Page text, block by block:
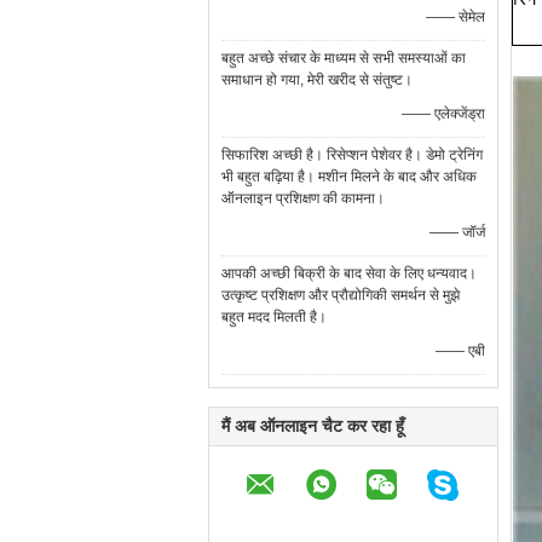
—— सेमेल
बहुत अच्छे संचार के माध्यम से सभी समस्याओं का
समाधान हो गया, मेरी खरीद से संतुष्ट।
—— एलेक्जेंड्रा
सिफारिश अच्छी है। रिसेप्शन पेशेवर है। डेमो ट्रेनिंग
भी बहुत बढ़िया है। मशीन मिलने के बाद और अधिक
ऑनलाइन प्रशिक्षण की कामना।
—— जॉर्ज
आपकी अच्छी बिक्री के बाद सेवा के लिए धन्यवाद।
उत्कृष्ट प्रशिक्षण और प्रौद्योगिकी समर्थन से मुझे
बहुत मदद मिलती है।
—— एबी
मैं अब ऑनलाइन चैट कर रहा हूँ